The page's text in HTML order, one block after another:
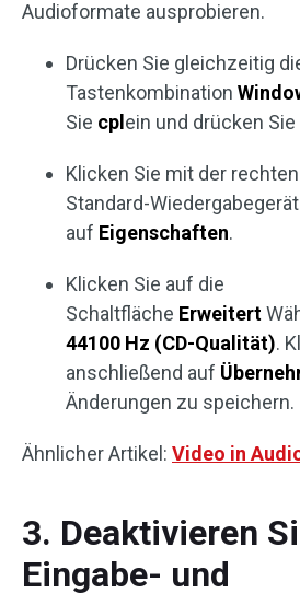
Audioformate ausprobieren.
Drücken Sie gleichzeitig
Tastenkombination
Sie cpl ein und drücken Sie
Klicken Sie mit der
Standard-
auf Eigenschaften.
Klicken Sie auf die
Schaltfläche Erweitert
44100 Hz (CD-Qualität).
anschließend auf
Änderungen zu speichern.
Ähnlicher Artikel: Video in
3. Deaktivieren
Eingabe- und